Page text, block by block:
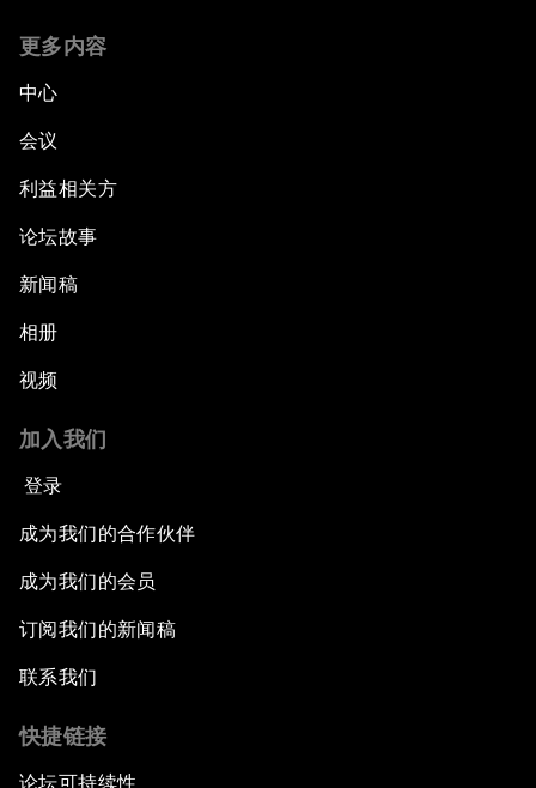
更多内容
中心
会议
利益相关方
论坛故事
新闻稿
相册
视频
加入我们
登录
成为我们的合作伙伴
成为我们的会员
订阅我们的新闻稿
联系我们
快捷链接
论坛可持续性